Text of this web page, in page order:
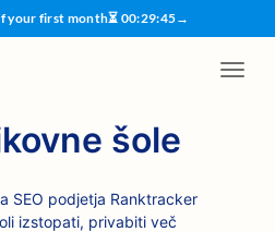
your first month⏳ 00:29:45→
šole
SEO podjetja Ranktracker
izstopati, privabiti več